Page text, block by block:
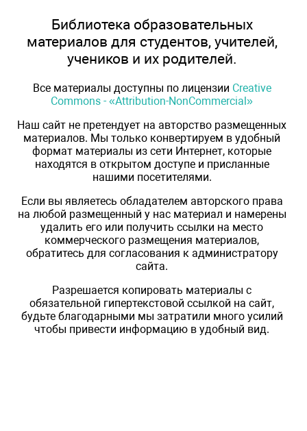
Библиотека образовательных
материалов для студентов, учителей,
учеников и их родителей.
Все материалы доступны по лицензии Creative
Commons - «Attribution-NonCommercial»
Наш сайт не претендует на авторство размещенных
материалов. Мы только конвертируем в удобный
формат материалы из сети Интернет, которые
находятся в открытом доступе и присланные
нашими посетителями.
Если вы являетесь обладателем авторского права
на любой размещенный у нас материал и намерены
удалить его или получить ссылки на место
коммерческого размещения материалов,
обратитесь для согласования к администратору
сайта.
Разрешается копировать материалы с
обязательной гипертекстовой ссылкой на сайт,
будьте благодарными мы затратили много усилий
чтобы привести информацию в удобный вид.